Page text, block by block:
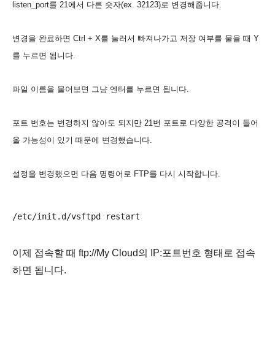
listen_port를 21에서 다른 숫자(ex. 32123)로 변경해줍니다.
변경을 완료하면 Ctrl + X를 눌러서 빠져나가고 저장 여부를 물을 때 Y
를 누르면 됩니다.
파일 이름을 물어보면 그냥 엔터를 누르면 됩니다.
포트 번호는 변경하지 않아도 되지만 21번 포트로 다양한 공격이 들어
올 가능성이 있기 때문에 변경했습니다.
설정을 변경했으면 다음 명령어로 FTP를 다시 시작합니다.
이제 접속할 때 ftp://My Cloud의 IP:포트번호 형태로 접속
하면 됩니다.